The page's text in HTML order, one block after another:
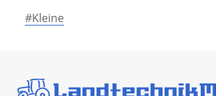
#Kleine